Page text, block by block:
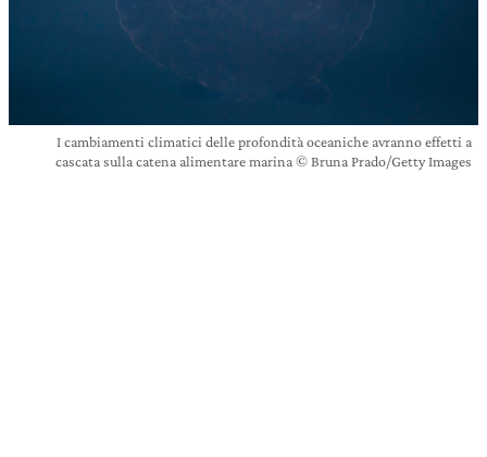
I cambiamenti climatici delle profondità oceaniche avranno effetti a
cascata sulla catena alimentare marina © Bruna Prado/Getty Images